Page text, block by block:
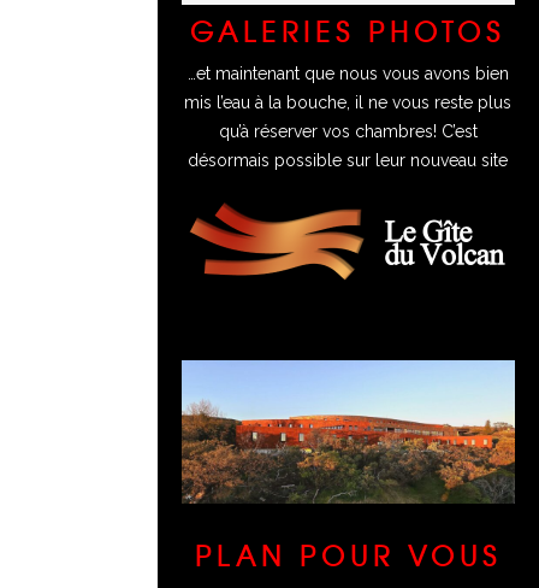
GALERIES PHOTOS
…et maintenant que nous vous avons bien
mis l’eau à la bouche, il ne vous reste plus
qu’à réserver vos chambres! C’est
désormais possible sur leur nouveau site
PLAN POUR VOUS